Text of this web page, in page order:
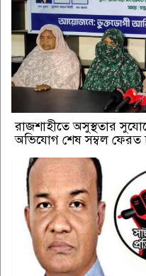
রাজশাহীতে অসুস্থতার
অভিযোগ শেষ সম্বল ফেরত